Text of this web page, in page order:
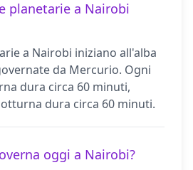
planetarie a Nairobi
a Nairobi iniziano all'alba
da Mercurio. Ogni
dura circa 60 minuti,
dura circa 60 minuti.
oggi a Nairobi?